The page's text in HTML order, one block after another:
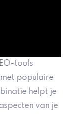
tools
met populaire
helpt je
van je